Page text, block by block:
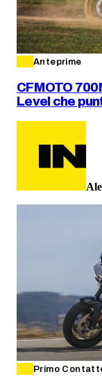
Anteprime
CFMOTO
Level che
Primo